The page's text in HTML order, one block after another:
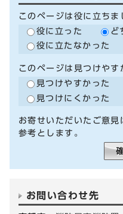
このページは役に立ちま
役に立った
ど
役に立たなかった
このページは見つけやす
見つけやすかった
見つけにくかった
お寄せいただいたご意
参考とします。
お問い合わせ先